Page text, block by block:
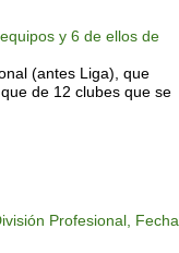
y 6 de ellos de
(antes Liga), que
de 12 clubes que se
Profesional, Fecha